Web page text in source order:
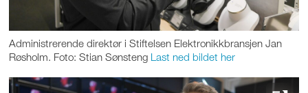
Administrerende direktør i Stiftelsen Elektronikkbransjen Jan
Røsholm. Foto: Stian Sønsteng Last ned bildet her